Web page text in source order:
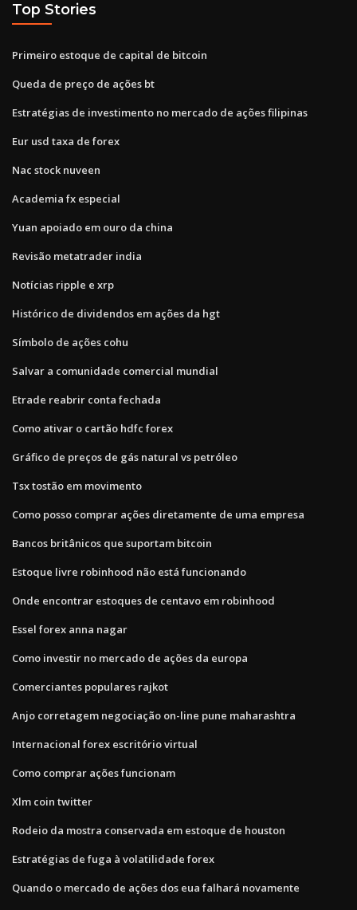
Top Stories
Primeiro estoque de capital de bitcoin
Queda de preço de ações bt
Estratégias de investimento no mercado de ações filipinas
Eur usd taxa de forex
Nac stock nuveen
Academia fx especial
Yuan apoiado em ouro da china
Revisão metatrader india
Notícias ripple e xrp
Histórico de dividendos em ações da hgt
Símbolo de ações cohu
Salvar a comunidade comercial mundial
Etrade reabrir conta fechada
Como ativar o cartão hdfc forex
Gráfico de preços de gás natural vs petróleo
Tsx tostão em movimento
Como posso comprar ações diretamente de uma empresa
Bancos britânicos que suportam bitcoin
Estoque livre robinhood não está funcionando
Onde encontrar estoques de centavo em robinhood
Essel forex anna nagar
Como investir no mercado de ações da europa
Comerciantes populares rajkot
Anjo corretagem negociação on-line pune maharashtra
Internacional forex escritório virtual
Como comprar ações funcionam
Xlm coin twitter
Rodeio da mostra conservada em estoque de houston
Estratégias de fuga à volatilidade forex
Quando o mercado de ações dos eua falhará novamente